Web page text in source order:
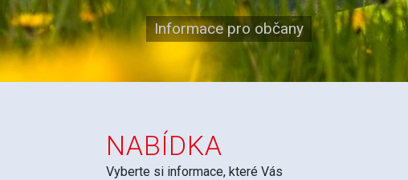
Informace pro občany
NABÍDKA
Vyberte si informace, které Vás